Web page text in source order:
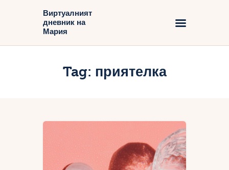
Виртуалният
дневник на
Мария
Tag: приятелка
Виртуалният дневник на Мария
Блог